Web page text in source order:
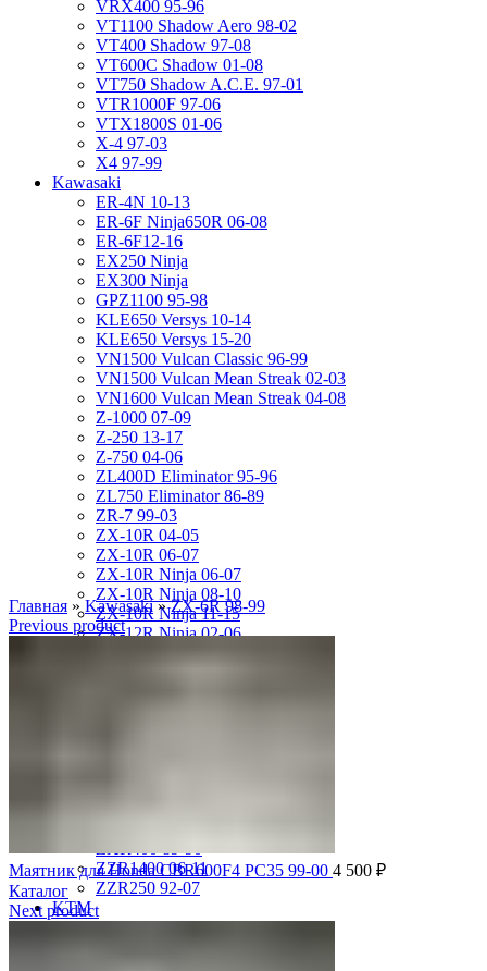
VRX400 95-96
VT1100 Shadow Aero 98-02
VT400 Shadow 97-08
VT600C Shadow 01-08
VT750 Shadow A.C.E. 97-01
VTR1000F 97-06
VTX1800S 01-06
X-4 97-03
X4 97-99
Kawasaki
ER-4N 10-13
ER-6F Ninja650R 06-08
ER-6F12-16
EX250 Ninja
EX300 Ninja
GPZ1100 95-98
KLE650 Versys 10-14
KLE650 Versys 15-20
VN1500 Vulcan Classic 96-99
VN1500 Vulcan Mean Streak 02-03
VN1600 Vulcan Mean Streak 04-08
Z-1000 07-09
Z-250 13-17
Z-750 04-06
ZL400D Eliminator 95-96
ZL750 Eliminator 86-89
ZR-7 99-03
ZX-10R 04-05
ZX-10R 06-07
ZX-10R Ninja 06-07
ZX-10R Ninja 08-10
ZX-10R Ninja 11-15
ZX-12R Ninja 02-06
ZZR1400 06-11
ZZR250 92-07
KTM
DUKE125 12-16
Главная » Kawasaki»ZX-6R 98-99
Previous product
Маятник для Honda CBR600F4 PC35 99-00 4 500 ₽
Каталог
Next product